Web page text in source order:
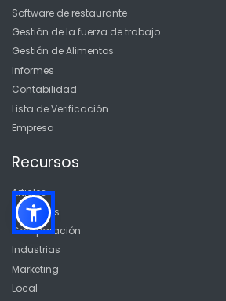
Software de restaurante
Gestión de la fuerza de trabajo
Gestión de Alimentos
Informes
Contabilidad
Lista de Verificación
Empresa
Recursos
Articles
Empresas
Comparación
Industrias
Marketing
Local